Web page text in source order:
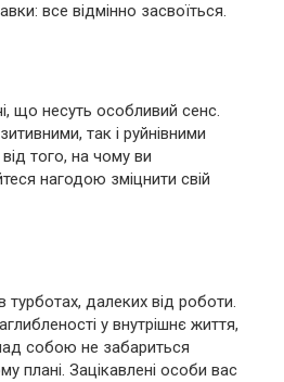
все відмінно засвоїться.
що несуть особливий сенс.
так і руйнівними
того, на чому ви
нагодою зміцнити свій
далеких від роботи.
у внутрішнє життя,
собою не забариться
плані. Зацікавлені особи вас